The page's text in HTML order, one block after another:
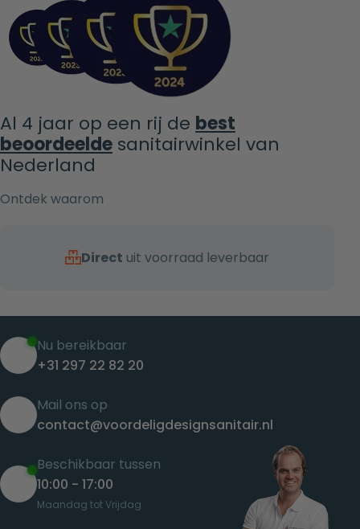
Al 4 jaar op een rij de best
beoordeelde sanitairwinkel van
Nederland
Ontdek waarom
Direct uit voorraad leverbaar
Nu bereikbaar
+31 297 22 82 20
Mail ons op
contact@voordeligdesignsanitair.nl
Beschikbaar tussen
10:00 - 17:00
Maandag tot Vrijdag